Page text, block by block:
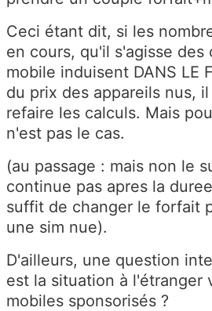
Ceci étant dit, si les
en cours, qu'il s'agisse des
mobile induisent DANS LE
du prix des appareils nus,
refaire les calculs. Mais
n'est pas le cas.
(au passage : mais non le
continue pas apres la
suffit de changer le forfait
une sim nue).
D'ailleurs, une question
est la situation à l'étranger
mobiles sponsorisés ?